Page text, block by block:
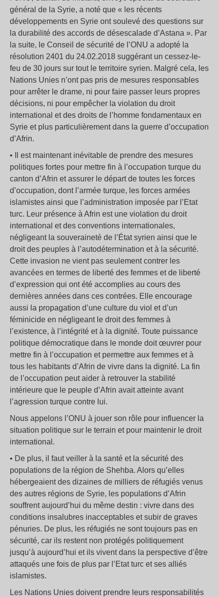
général de la Syrie, a noté que « les récents
développements en Syrie ont soulevé des questions sur
la durabilité des accords de désescalade d’Astana ». Par
la suite, le Conseil de sécurité de l’ONU a adopté la
résolution 2401 du 24.02.2018 suggérant un cessez-le-
feu de 30 jours sur tout le territoire syrien. Malgré cela, les
Nations Unies n’ont pas pris de mesures responsables
pour arrêter le drame, ni pour faire passer leurs propres
décisions, ni pour empêcher la violation du droit
international et des droits de l’homme fondamentaux en
Syrie et plus particulièrement dans la guerre d’occupation
d’Afrin.
• Il est maintenant inévitable de prendre des mesures
politiques fortes pour mettre fin à l’occupation turque du
canton d’Afrin et assurer le départ de toutes les forces
d’occupation, dont l’armée turque, les forces armées
islamistes ainsi que l’administration imposée par l’Etat
turc. Leur présence à Afrin est une violation du droit
international et des conventions internationales,
négligeant la souveraineté de l’État syrien ainsi que le
droit des peuples à l’autodétermination et à la sécurité.
Cette invasion ne vient pas seulement contrer les
avancées en termes de liberté des femmes et de liberté
d’expression qui ont été accomplies au cours des
dernières années dans ces contrées. Elle encourage
aussi la propagation d’une culture du viol et d’un
féminicide en négligeant le droit des femmes à
l’existence, à l’intégrité et à la dignité. Toute puissance
politique démocratique dans le monde doit œuvrer pour
mettre fin à l’occupation et permettre aux femmes et à
tous les habitants d’Afrin de vivre dans la dignité. La fin
de l’occupation peut aider à retrouver la stabilité
intérieure que le peuple d’Afrin avait atteinte avant
l’agression turque contre lui.
Nous appelons l’ONU à jouer son rôle pour influencer la
situation politique sur le terrain et pour maintenir le droit
international.
• De plus, il faut veiller à la santé et la sécurité des
populations de la région de Shehba. Alors qu’elles
hébergeaient des dizaines de milliers de réfugiés venus
des autres régions de Syrie, les populations d’Afrin
souffrent aujourd’hui du même destin : vivre dans des
conditions insalubres inacceptables et subir de graves
pénuries. De plus, les réfugiés ne sont toujours pas en
sécurité, car ils restent non protégés politiquement
jusqu’à aujourd’hui et ils vivent dans la perspective d’être
attaqués une fois de plus par l’Etat turc et ses alliés
islamistes.
Les Nations Unies doivent prendre leurs responsabilités